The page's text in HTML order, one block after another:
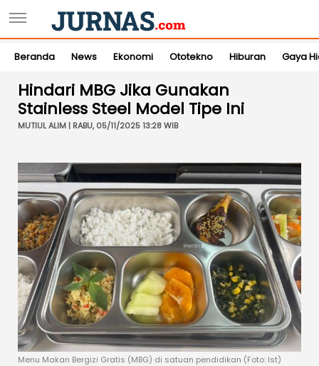
Beranda News Ekonomi Ototekno Hiburan Gaya
Hindari MBG Jika Gunakan
Stainless Steel Model Tipe Ini
MUTIUL ALIM | RABU, 05/11/2025 13:28 WIB
Menu Makan Bergizi Gratis (MBG) di satuan pendidikan (Foto: Ist)